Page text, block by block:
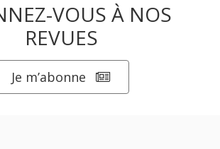
VOUS À NOS
REVUES
Je m’abonne